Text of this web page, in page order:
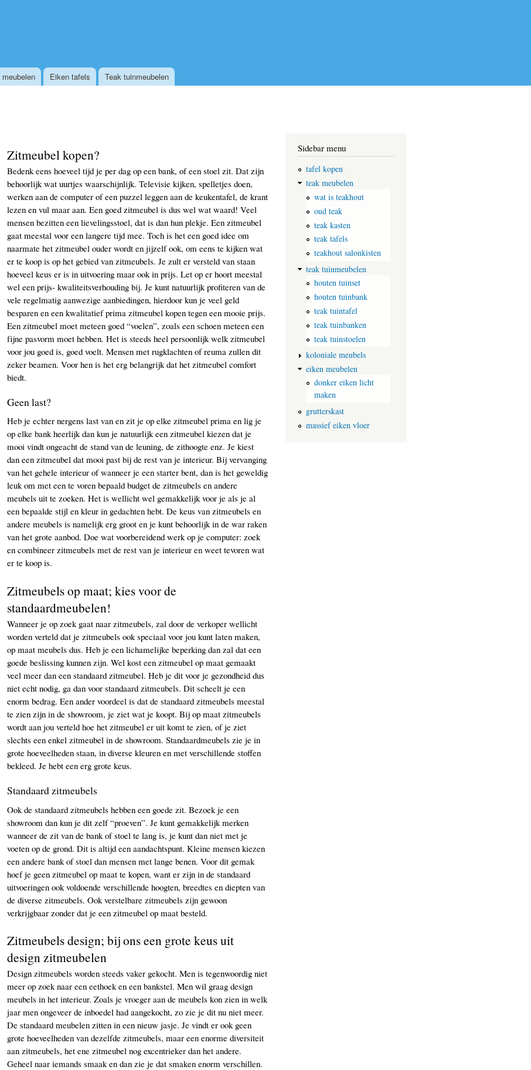
Eiken tafels Teak tuinmeubelen
Zitmeubel kopen?
Bedenk eens hoeveel tijd je per dag op een bank, of een stoel zit. Dat zijn
behoorlijk wat uurtjes waarschijnlijk. Televisie kijken, spelletjes doen,
werken aan de computer of een puzzel leggen aan de keukentafel, de krant
lezen en vul maar aan. Een goed zitmeubel is dus wel wat waard! Veel
mensen bezitten een lievelingsstoel, dat is dan hun plekje. Een zitmeubel
gaat meestal voor een langere tijd mee. Toch is het een goed idee om
naarmate het zitmeubel ouder wordt en jijzelf ook, om eens te kijken wat
er te koop is op het gebied van zitmeubels. Je zult er versteld van staan
hoeveel keus er is in uitvoering maar ook in prijs. Let op er hoort meestal
wel een prijs- kwaliteitsverhouding bij. Je kunt natuurlijk profiteren van de
vele regelmatig aanwezige aanbiedingen, hierdoor kun je veel geld
besparen en een kwalitatief prima zitmeubel kopen tegen een mooie prijs.
Een zitmeubel moet meteen goed “voelen”, zoals een schoen meteen een
fijne pasvorm moet hebben. Het is steeds heel persoonlijk welk zitmeubel
voor jou goed is, goed voelt. Mensen met rugklachten of reuma zullen dit
zeker beamen. Voor hen is het erg belangrijk dat het zitmeubel comfort
biedt.
Geen last?
Heb je echter nergens last van en zit je op elke zitmeubel prima en lig je
op elke bank heerlijk dan kun je natuurlijk een zitmeubel kiezen dat je
mooi vindt ongeacht de stand van de leuning, de zithoogte enz. Je kiest
dan een zitmeubel dat mooi past bij de rest van je interieur. Bij vervanging
van het gehele interieur of wanneer je een starter bent, dan is het geweldig
leuk om met een te voren bepaald budget de zitmeubels en andere
meubels uit te zoeken. Het is wellicht wel gemakkelijk voor je als je al
een bepaalde stijl en kleur in gedachten hebt. De keus van zitmeubels en
andere meubels is namelijk erg groot en je kunt behoorlijk in de war raken
van het grote aanbod. Doe wat voorbereidend werk op je computer: zoek
en combineer zitmeubels met de rest van je interieur en weet tevoren wat
er te koop is.
Zitmeubels op maat; kies voor de
standaardmeubelen!
Wanneer je op zoek gaat naar zitmeubels, zal door de verkoper wellicht
worden verteld dat je zitmeubels ook speciaal voor jou kunt laten maken,
op maat meubels dus. Heb je een lichamelijke beperking dan zal dat een
goede beslissing kunnen zijn. Wel kost een zitmeubel op maat gemaakt
veel meer dan een standaard zitmeubel. Heb je dit voor je gezondheid dus
niet echt nodig, ga dan voor standaard zitmeubels. Dit scheelt je een
enorm bedrag. Een ander voordeel is dat de standaard zitmeubels meestal
te zien zijn in de showroom, je ziet wat je koopt. Bij op maat zitmeubels
wordt aan jou verteld hoe het zitmeubel er uit komt te zien, of je ziet
slechts een enkel zitmeubel in de showroom. Standaardmeubels zie je in
grote hoeveelheden staan, in diverse kleuren en met verschillende stoffen
bekleed. Je hebt een erg grote keus.
Standaard zitmeubels
Ook de standaard zitmeubels hebben een goede zit. Bezoek je een
showroom dan kun je dit zelf “proeven”. Je kunt gemakkelijk merken
wanneer de zit van de bank of stoel te lang is, je kunt dan niet met je
voeten op de grond. Dit is altijd een aandachtspunt. Kleine mensen kiezen
een andere bank of stoel dan mensen met lange benen. Voor dit gemak
hoef je geen zitmeubel op maat te kopen, want er zijn in de standaard
uitvoeringen ook voldoende verschillende hoogten, breedtes en diepten van
de diverse zitmeubels. Ook verstelbare zitmeubels zijn gewoon
verkrijgbaar zonder dat je een zitmeubel op maat besteld.
Zitmeubels design; bij ons een grote keus uit
design zitmeubelen
Design zitmeubels worden steeds vaker gekocht. Men is tegenwoordig niet
meer op zoek naar een eethoek en een bankstel. Men wil graag design
meubels in het interieur. Zoals je vroeger aan de meubels kon zien in welk
jaar men ongeveer de inboedel had aangekocht, zo zie je dit nu niet meer.
De standaard meubelen zitten in een nieuw jasje. Je vindt er ook geen
grote hoeveelheden van dezelfde zitmeubels, maar een enorme diversiteit
aan zitmeubels, het ene zitmeubel nog excentrieker dan het andere.
Geheel naar iemands smaak en dan zie je dat smaken enorm verschillen.
Sidebar menu
tafel kopen
teak meubelen
wat is teakhout
oud teak
teak kasten
teak tafels
teakhout salonkisten
teak tuinmeubelen
houten tuinset
houten tuinbank
teak tuintafel
teak tuinbanken
teak tuinstoelen
koloniale meubels
eiken meubelen
donker eiken licht
maken
grutterskast
massief eiken vloer